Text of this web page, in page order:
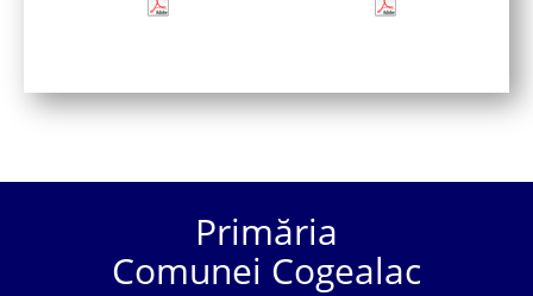
Primăria
Comunei Cogealac